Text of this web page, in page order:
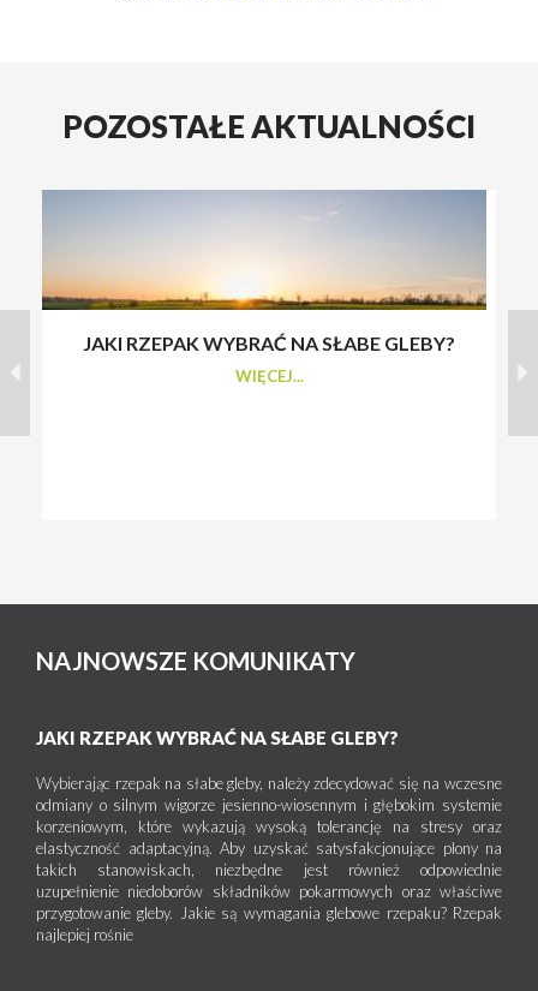
POZOSTAŁE AKTUALNOŚCI
JAKI RZEPAK WYBRAĆ NA SŁABE GLEBY?
WIĘCEJ...
NAJNOWSZE KOMUNIKATY
JAKI RZEPAK WYBRAĆ NA SŁABE GLEBY?
Wybierając rzepak na słabe gleby, należy zdecydować się na wczesne
odmiany o silnym wigorze jesienno-wiosennym i głębokim systemie
korzeniowym, które wykazują wysoką tolerancję na stresy oraz
elastyczność adaptacyjną. Aby uzyskać satysfakcjonujące plony na
takich stanowiskach, niezbędne jest również odpowiednie
uzupełnienie niedoborów składników pokarmowych oraz właściwe
przygotowanie gleby. Jakie są wymagania glebowe rzepaku? Rzepak
najlepiej rośnie